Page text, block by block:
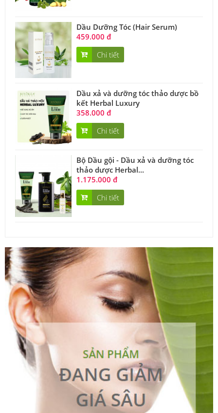
Dầu Dưỡng Tóc (Hair Serum)
459.000 đ
Chi tiết
Dầu xả và dưỡng tóc thảo dược bồ
kết Herbal Luxury
358.000 đ
Chi tiết
Bộ Dầu gội - Dầu xả và dưỡng tóc
thảo dược Herbal...
1.175.000 đ
Chi tiết